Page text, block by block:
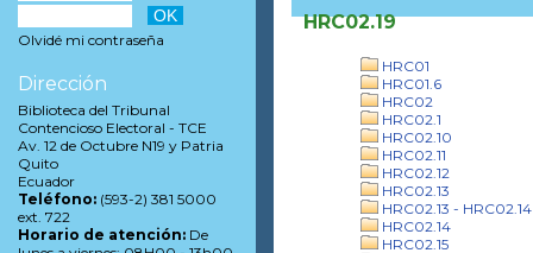
HRC02.19
HRC01
HRC01.6
HRC02
HRC02.1
HRC02.10
HRC02.11
HRC02.12
HRC02.13
HRC02.13 - HRC02.14
HRC02.14
HRC02.15
Olvidé mi contraseña
Dirección
Biblioteca del Tribunal
Contencioso Electoral - TCE
Av. 12 de Octubre N19 y Patria
Quito
Ecuador
Teléfono: (593-2) 381 5000
ext. 722
Horario de atención: De